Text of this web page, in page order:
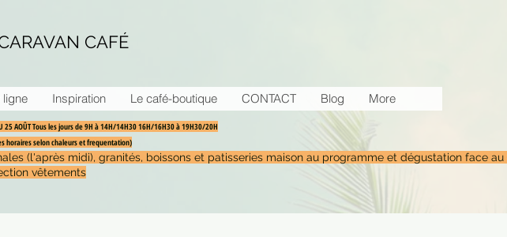
CAFÉ
ligne Inspiration Le café-boutique CONTACT Blog More
25 AOÛT Tous les jours de 9H à 14H/14H30 16H/16H30 à 19H30/20H
horaires selon chaleurs et frequentation)
(l'après midi), granités, boissons et patisseries maison au programme et dégustation face au
vêtements